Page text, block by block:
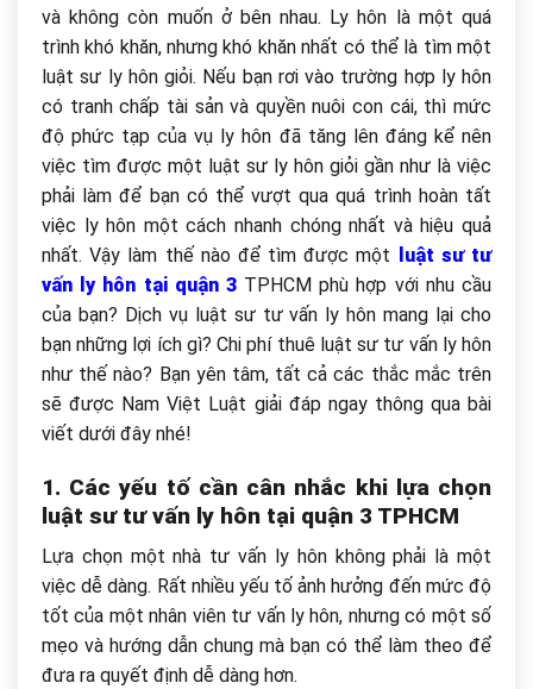
và không còn muốn ở bên nhau. Ly hôn là một quá
trình khó khăn, nhưng khó khăn nhất có thể là tìm một
luật sư ly hôn giỏi. Nếu bạn rơi vào trường hợp ly hôn
có tranh chấp tài sản và quyền nuôi con cái, thì mức
độ phức tạp của vụ ly hôn đã tăng lên đáng kể nên
việc tìm được một luật sư ly hôn giỏi gần như là việc
phải làm để bạn có thể vượt qua quá trình hoàn tất
việc ly hôn một cách nhanh chóng nhất và hiệu quả
nhất. Vậy làm thế nào để tìm được một
luật sư tư
vấn ly hôn tại quận 3 TPHCM phù hợp với nhu cầu
của bạn? Dịch vụ luật sư tư vấn ly hôn mang lại cho
bạn những lợi ích gì? Chi phí thuê luật sư tư vấn ly hôn
như thế nào? Bạn yên tâm, tất cả các thắc mắc trên
sẽ được Nam Việt Luật giải đáp ngay thông qua bài
viết dưới đây nhé!
1. Các yếu tố cần cân nhắc khi lựa chọn
luật sư tư vấn ly hôn tại quận 3 TPHCM
Lựa chọn một nhà tư vấn ly hôn không phải là một
việc dễ dàng. Rất nhiều yếu tố ảnh hưởng đến mức độ
tốt của một nhân viên tư vấn ly hôn, nhưng có một số
mẹo và hướng dẫn chung mà bạn có thể làm theo để
đưa ra quyết định dễ dàng hơn.